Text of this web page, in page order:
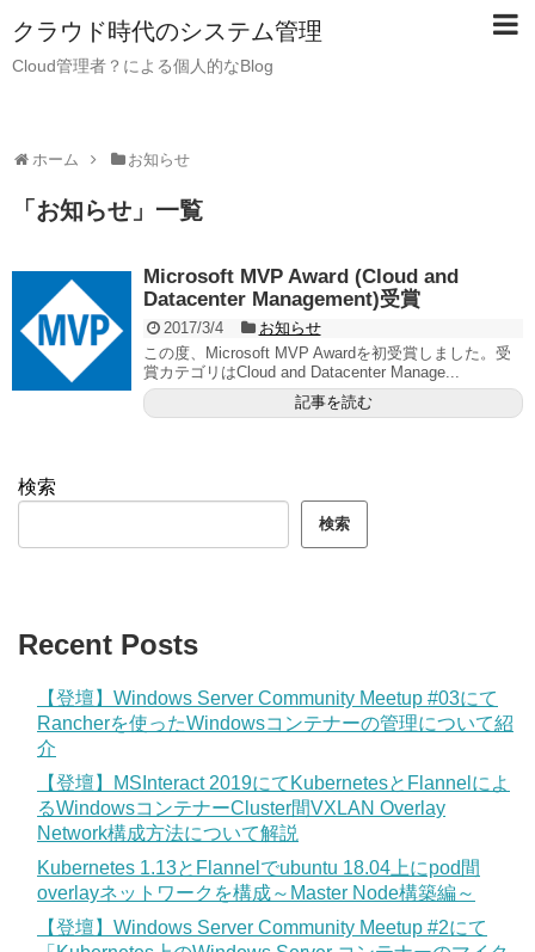
クラウド時代のシステム管理
Cloud管理者？による個人的なBlog
ホーム お知らせ
「 お知らせ 」 一覧
Microsoft MVP Award (Cloud and
Datacenter Management)受賞
2017/3/4
お知らせ
この度、Microsoft MVP Awardを初受賞しました。受
賞カテゴリはCloud and Datacenter Manage...
記事を読む
検索
検索
Recent Posts
【登壇】Windows Server Community Meetup #03にて
Rancherを使ったWindowsコンテナーの管理について紹
介
【登壇】MSInteract 2019にてKubernetesとFlannelによ
るWindowsコンテナーCluster間VXLAN Overlay
Network構成方法について解説
Kubernetes 1.13とFlannelでubuntu 18.04上にpod間
overlayネットワークを構成～Master Node構築編～
【登壇】Windows Server Community Meetup #2にて